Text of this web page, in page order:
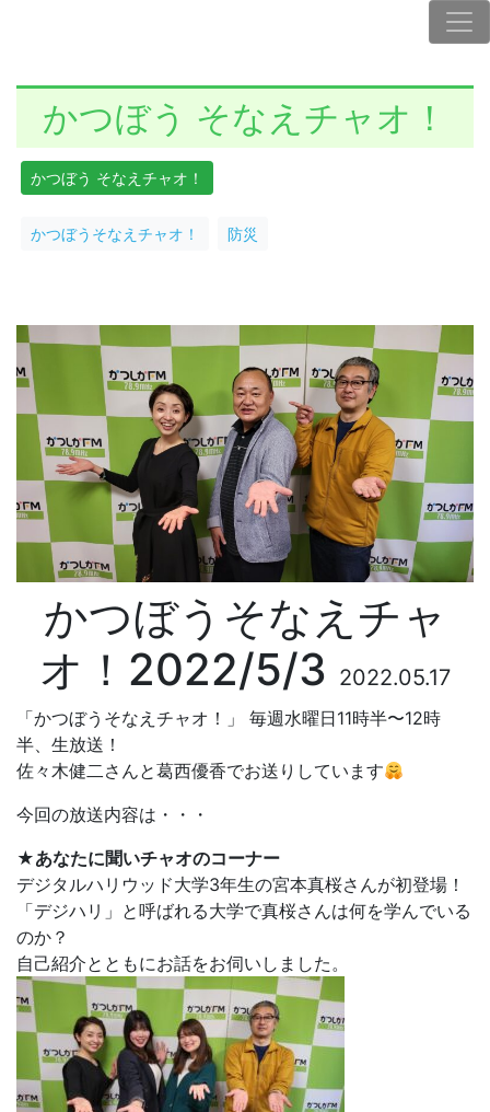
かつぼう そなえチャオ！
かつぼう そなえチャオ！
かつぼうそなえチャオ！ 防災
かつぼうそなえチャ
オ！2022/5/3 2022.05.17
「かつぼうそなえチャオ！」 毎週水曜日11時半〜12時
半、生放送！
佐々木健二さんと葛西優香でお送りしています
今回の放送内容は・・・
★あなたに聞いチャオのコーナー
デジタルハリウッド大学3年生の宮本真桜さんが初登場！
「デジハリ」と呼ばれる大学で真桜さんは何を学んでいる
のか？
自己紹介とともにお話をお伺いしました。